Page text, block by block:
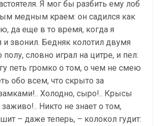
Я мог бы разбить ему лоб
медным краем: он садился как
да еще в то время, когда я
и звонил. Бедняк колотил двумя
словно играл на цитре, и пел:
петь громко о том, о чем не смею
обо всем, что скрыто за
Холодно, сыро!.. Крысы
Никто не знает о том,
– даже теперь, – колокол гудит: